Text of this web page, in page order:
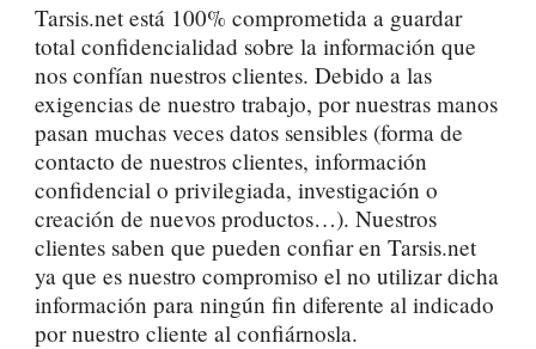
Tarsis.net está 100% comprometida a guardar
total confidencialidad sobre la información que
nos confían nuestros clientes. Debido a las
exigencias de nuestro trabajo, por nuestras manos
pasan muchas veces datos sensibles (forma de
contacto de nuestros clientes, información
confidencial o privilegiada, investigación o
creación de nuevos productos…). Nuestros
clientes saben que pueden confiar en Tarsis.net
ya que es nuestro compromiso el no utilizar dicha
información para ningún fin diferente al indicado
por nuestro cliente al confiárnosla.